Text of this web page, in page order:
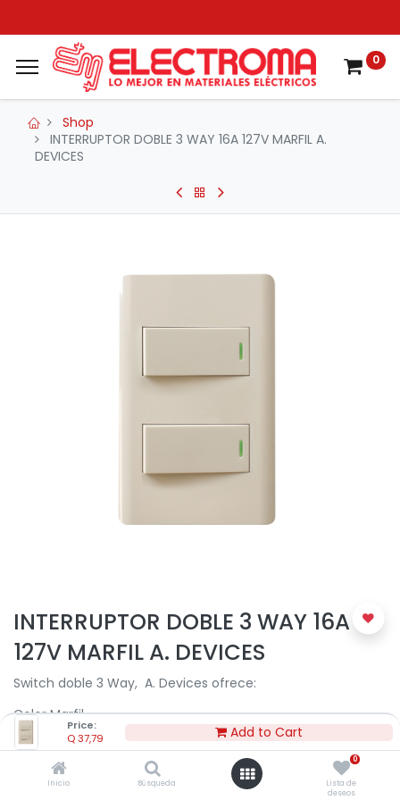
Price:
Q37,79 Add to Cart
Inicio Búsqueda
0
Lista de
deseos
0
Shop
INTERRUPTOR DOBLE 3 WAY 16A 127V MARFIL A.
DEVICES
INTERRUPTOR DOBLE 3 WAY 16A
127V MARFIL A. DEVICES
Switch doble 3 Way, A. Devices ofrece:
Color Marfil
3 vías
16A 127V